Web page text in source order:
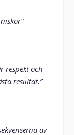
respekt och
resultat.”
av